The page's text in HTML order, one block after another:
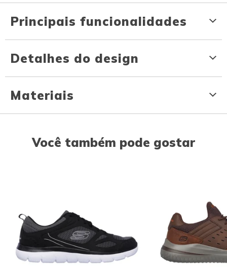
Principais funcionalidades
Detalhes do design
Materiais
Você também pode gostar